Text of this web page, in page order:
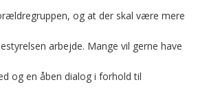
og at der skal være mere
arbejde. Mange vil gerne have
og en åben dialog i forhold til